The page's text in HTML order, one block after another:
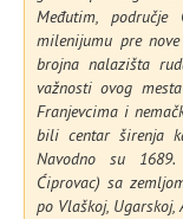
Međutim,
milenijumu pre
brojna nalazišta
važnosti ovog
Franjevcima i
bili centar širenja
Navodno su
Ćiprovac) sa
po Vlaškoj, Ugarskoj,